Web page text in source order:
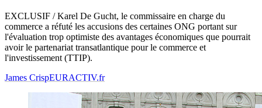
EXCLUSIF / Karel De Gucht, le commissaire en charge du
commerce a réfuté les accusions des certaines ONG portant sur
l'évaluation trop optimiste des avantages économiques que pourrait
avoir le partenariat transatlantique pour le commerce et
l'investissement (TTIP).
James CrispEURACTIV.fr